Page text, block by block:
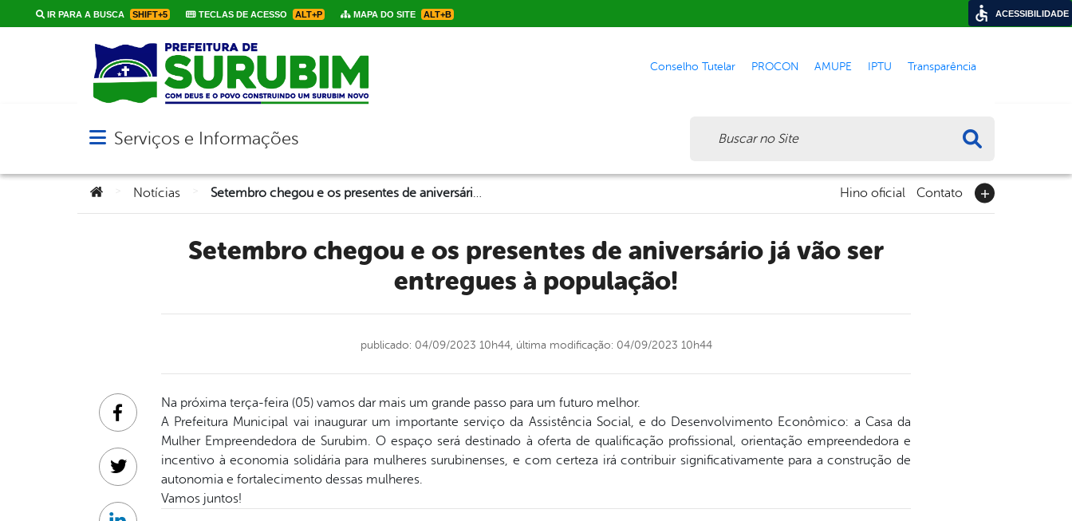
IR PARA A BUSCA SHIFT+5 TECLAS DE ACESSO ALT+P MAPA DO SITE ALT+B
Conselho Tutelar PROCON AMUPE IPTU Transparência
Abrir menu principal de navegação
Serviços e Informações
Você está aqui:
Notícias Setembro chegou e os presentes de aniversário já vão ser entregues à população! Hino oficial Contato
Setembro chegou e os presentes de aniversário já vão ser
entregues à população!
publicado: 04/09/2023 10h44, última modificação: 04/09/2023 10h44
Na próxima terça-feira (05) vamos dar mais um grande passo para um futuro melhor.
A Prefeitura Municipal vai inaugurar um importante serviço da Assistência Social, e do Desenvolvimento Econômico: a Casa da
Mulher Empreendedora de Surubim. O espaço será destinado à oferta de qualificação profissional, orientação empreendedora e
incentivo à economia solidária para mulheres surubinenses, e com certeza irá contribuir significativamente para a construção de
autonomia e fortalecimento dessas mulheres.
Vamos juntos!
Facebook
Twitter
ACESSIBILIDADE